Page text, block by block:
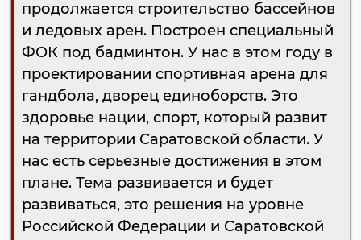
продолжается строительство бассейнов
и ледовых арен. Построен специальный
ФОК под бадминтон. У нас в этом году в
проектировании спортивная арена для
гандбола, дворец единоборств. Это
здоровье нации, спорт, который развит
на территории Саратовской области. У
нас есть серьезные достижения в этом
плане. Тема развивается и будет
развиваться, это решения на уровне
Российской Федерации и Саратовской